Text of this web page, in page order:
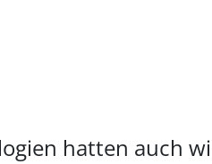
hatten auch